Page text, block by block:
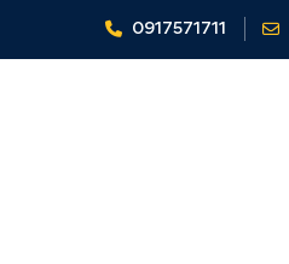
0917571711
Home Tin tức - Sự kiện